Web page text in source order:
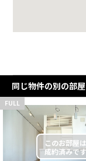
同じ物件の別の部屋
FULL